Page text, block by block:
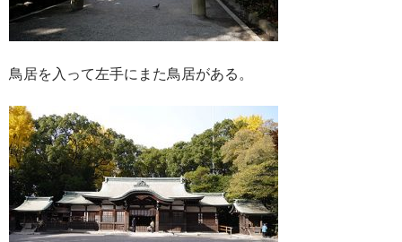
鳥居を入って左手にまた鳥居がある。